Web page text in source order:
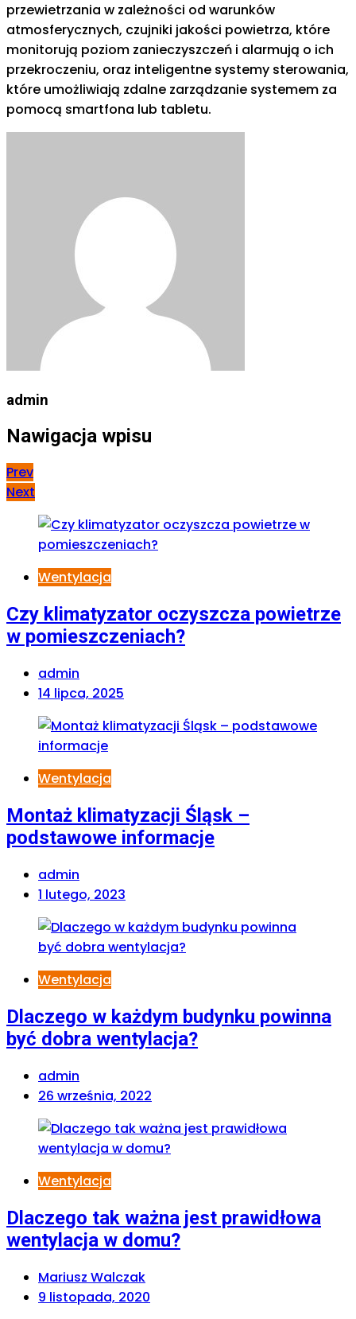
przewietrzania w zależności od warunków
atmosferycznych, czujniki jakości powietrza, które
monitorują poziom zanieczyszczeń i alarmują o ich
przekroczeniu, oraz inteligentne systemy sterowania,
które umożliwiają zdalne zarządzanie systemem za
pomocą smartfona lub tabletu.
admin
Nawigacja wpisu
Prev
Next
Wentylacja
Czy klimatyzator oczyszcza powietrze
w pomieszczeniach?
admin
14 lipca, 2025
Wentylacja
Montaż klimatyzacji Śląsk –
podstawowe informacje
admin
1 lutego, 2023
Wentylacja
Dlaczego w każdym budynku powinna
być dobra wentylacja?
admin
26 września, 2022
Wentylacja
Dlaczego tak ważna jest prawidłowa
wentylacja w domu?
Mariusz Walczak
9 listopada, 2020